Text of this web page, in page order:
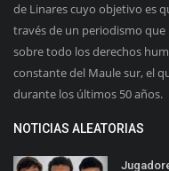
de Linares cuyo objetivo es
través de un periodismo
sobre todo los derechos
constante del Maule sur, el
durante los últimos 50 años.
NOTICIAS ALEATORIAS